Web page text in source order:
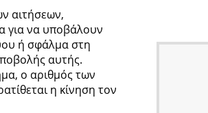
αιτήσεων,
για να υποβάλουν
ή σφάλμα στη
αυτής.
ο αριθμός των
η κίνηση τον